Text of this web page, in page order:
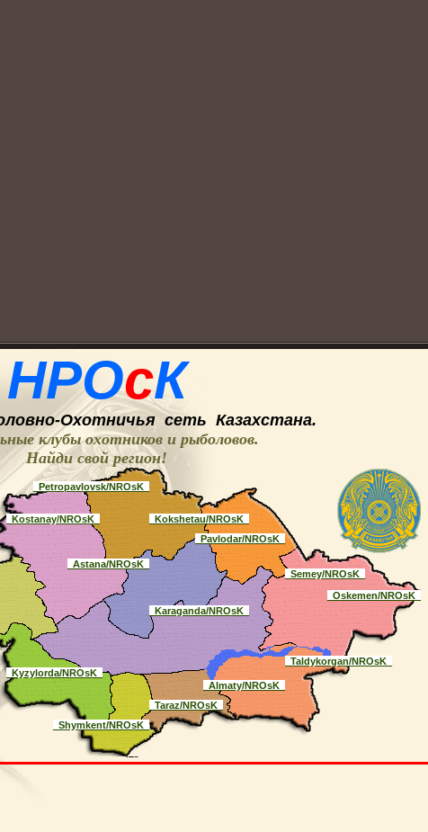
НРОсК
Oхотничья сеть Казахстана.
клубы охотников и рыболовов.
Найди свой регион!
_Petropavlovsk/NROsK_
_Kostanay/NROsK_
_Kokshetau/NROsK_
_Pavlodar/NROsK_
_Astana/NROsK_
_Semey/NROsK_
_Karaganda/NROsK_
_Oskemen/NROsK_
_Kyzylorda/NROsK_
_Almaty/NROsK_
_Taldykorgan/NROsK_
_Taraz/NROsK_
_Shymkent/NROsK_